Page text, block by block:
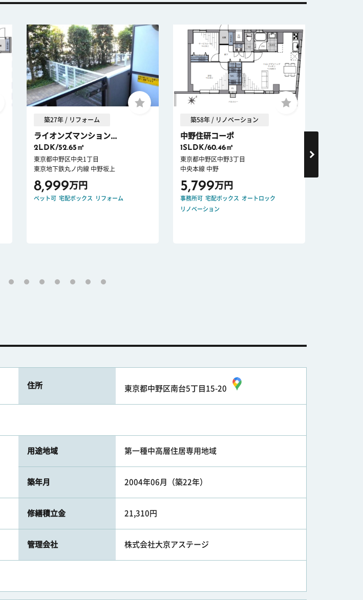
築27年 / リフォーム
ライオンズマンション...
2LDK/52.65㎡
東京都中野区中央1丁目
東京地下鉄丸ノ内線 中野坂上
8,999万円
ペット可 宅配ボックス リフォーム
築58年 / リノベーション
中野住研コーポ
1SLDK/60.46㎡
東京都中野区中野3丁目
中央本線 中野
5,799万円
事務所可 宅配ボックス
オートロック
リノベーション
住所 東京都中野区南台5丁目15-20
用途地域 第一種中高層住居専用地域
築年月 2004年06月（築22年）
修繕積立金 21,310円
管理会社 株式会社大京アステージ